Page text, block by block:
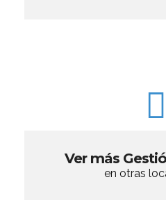
Ver más
en otras